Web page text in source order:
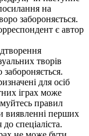
на
забороняється.
є автор
творів
для осіб
іграх може
правил
виявленні перших
спеціаліста.